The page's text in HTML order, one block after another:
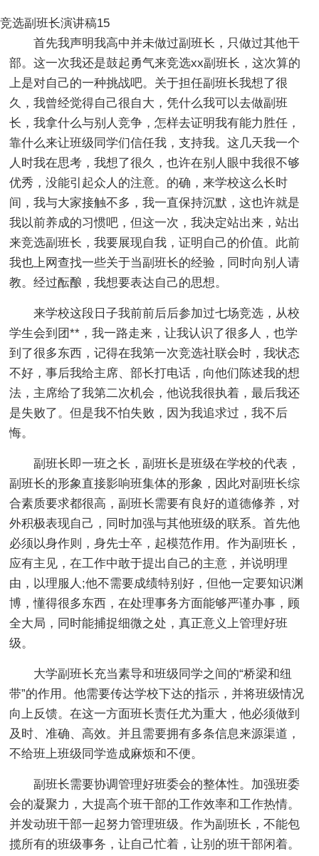
竞选副班长演讲稿15
首先我声明我高中并未做过副班长，只做过其他干
部。这一次我还是鼓起勇气来竞选xx副班长，这次算的
上是对自己的一种挑战吧。关于担任副班长我想了很
久，我曾经觉得自己很自大，凭什么我可以去做副班
长，我拿什么与别人竞争，怎样去证明我有能力胜任，
靠什么来让班级同学们信任我，支持我。这几天我一个
人时我在思考，我想了很久，也许在别人眼中我很不够
优秀，没能引起众人的注意。的确，来学校这么长时
间，我与大家接触不多，我一直保持沉默，这也许就是
我以前养成的习惯吧，但这一次，我决定站出来，站出
来竞选副班长，我要展现自我，证明自己的价值。此前
我也上网查找一些关于当副班长的经验，同时向别人请
教。经过酝酿，我想要表达自己的思想。
来学校这段日子我前前后后参加过七场竞选，从校
学生会到团**，我一路走来，让我认识了很多人，也学
到了很多东西，记得在我第一次竞选社联会时，我状态
不好，事后我给主席、部长打电话，向他们陈述我的想
法，主席给了我第二次机会，他说我很执着，最后我还
是失败了。但是我不怕失败，因为我追求过，我不后
悔。
副班长即一班之长，副班长是班级在学校的代表，
副班长的形象直接影响班集体的形象，因此对副班长综
合素质要求都很高，副班长需要有良好的道德修养，对
外积极表现自己，同时加强与其他班级的联系。首先他
必须以身作则，身先士卒，起模范作用。作为副班长，
应有主见，在工作中敢于提出自己的主意，并说明理
由，以理服人;他不需要成绩特别好，但他一定要知识渊
博，懂得很多东西，在处理事务方面能够严谨办事，顾
全大局，同时能捕捉细微之处，真正意义上管理好班
级。
大学副班长充当素导和班级同学之间的“桥梁和纽
带”的作用。他需要传达学校下达的指示，并将班级情况
向上反馈。在这一方面班长责任尤为重大，他必须做到
及时、准确、高效。并且需要拥有多条信息来源渠道，
不给班上班级同学造成麻烦和不便。
副班长需要协调管理好班委会的整体性。加强班委
会的凝聚力，大提高个班干部的工作效率和工作热情。
并发动班干部一起努力管理班级。作为副班长，不能包
揽所有的班级事务，让自己忙着，让别的班干部闲着。